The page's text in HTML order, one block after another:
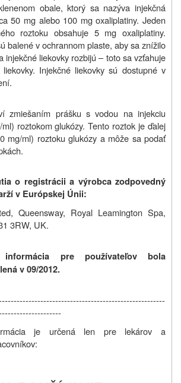
obale, ktorý sa nazýva injekčná
50 mg alebo 100 mg oxaliplatiny. Jeden
roztoku obsahuje 5 mg oxaliplatiny.
balené v ochrannom plaste, aby sa znížilo
injekčné liekovky rozbijú – toto sa vzťahuje
Injekčné liekovky sú dostupné v
zmiešaním prášku s vodou na injekciu
roztokom glukózy. Tento roztok je ďalej
mg/ml) roztoku glukózy a môže sa podať
o registrácii a výrobca zodpovedný
v Európskej Únii:
Queensway, Royal Leamington Spa,
3RW, UK.
pre používateľov bola
v 09/2012.
je určená len pre lekárov a